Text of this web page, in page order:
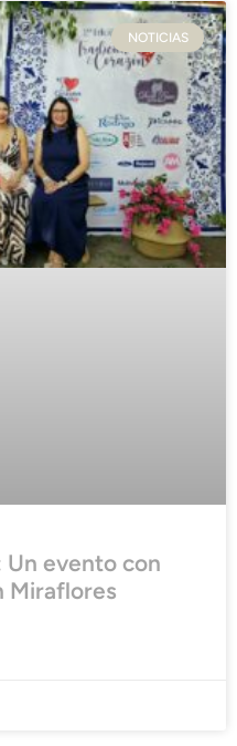
NOTICIAS
Un evento con
Miraflores